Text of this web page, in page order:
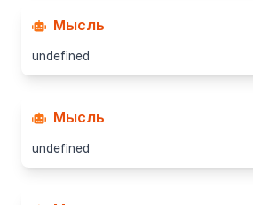
Мысль
undefined
Мысль
undefined